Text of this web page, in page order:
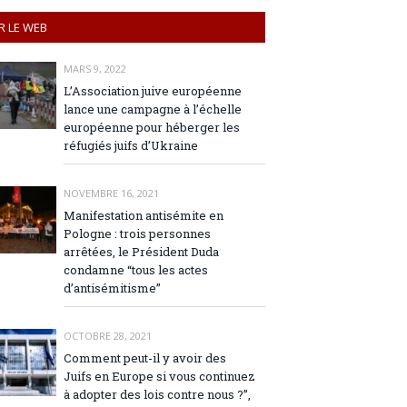
LE WEB
MARS 9, 2022
L’Association juive européenne
lance une campagne à l’échelle
européenne pour héberger les
réfugiés juifs d’Ukraine
NOVEMBRE 16, 2021
Manifestation antisémite en
Pologne : trois personnes
arrêtées, le Président Duda
condamne “tous les actes
d’antisémitisme”
OCTOBRE 28, 2021
Comment peut-il y avoir des
Juifs en Europe si vous continuez
à adopter des lois contre nous ?”,